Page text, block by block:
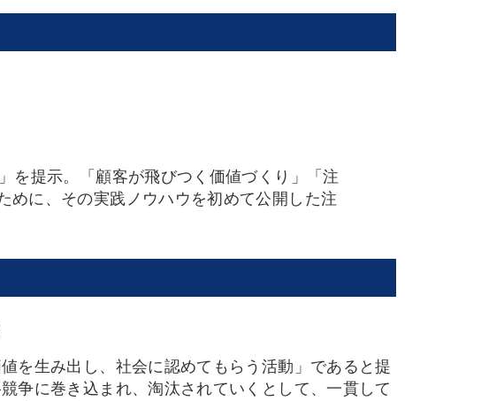
を提示。「顧客が飛びつく価値づくり」「注
に、その実践ノウハウを初めて公開した注
を生み出し、社会に認めてもらう活動」であると提
争に巻き込まれ、淘汰されていくとして、一貫して